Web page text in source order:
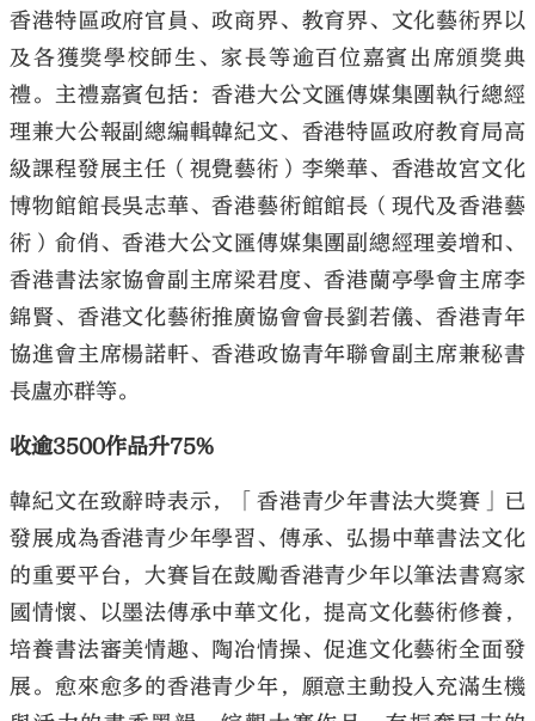
香港特區政府官員、政商界、教育界、文化藝術界以
及各獲獎學校師生、家長等逾百位嘉賓出席頒獎典
禮。主禮嘉賓包括：香港大公文匯傳媒集團執行總經
理兼大公報副總編輯韓紀文、香港特區政府教育局高
級課程發展主任（視覺藝術）李樂華、香港故宮文化
博物館館長吳志華、香港藝術館館長（現代及香港藝
術）俞俏、香港大公文匯傳媒集團副總經理姜增和、
香港書法家協會副主席梁君度、香港蘭亭學會主席李
錦賢、香港文化藝術推廣協會會長劉若儀、香港青年
協進會主席楊諾軒、香港政協青年聯會副主席兼秘書
長盧亦群等。
收逾3500作品升75%
韓紀文在致辭時表示，「香港青少年書法大獎賽」已
發展成為香港青少年學習、傳承、弘揚中華書法文化
的重要平台，大賽旨在鼓勵香港青少年以筆法書寫家
國情懷、以墨法傳承中華文化，提高文化藝術修養，
培養書法審美情趣、陶冶情操、促進文化藝術全面發
展。愈來愈多的香港青少年，願意主動投入充滿生機